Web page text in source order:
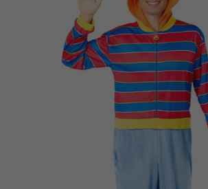
Vá em frente! Estávamos esperando
CRIAR CONTA